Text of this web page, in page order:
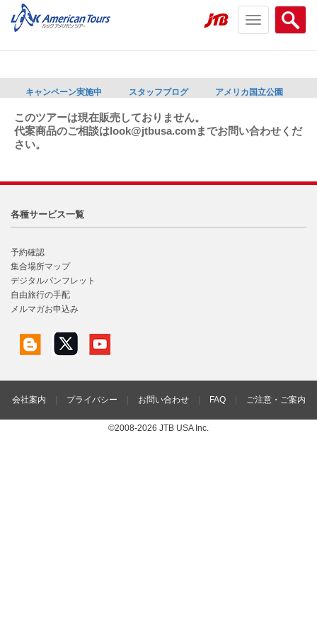
Search
menu
Toggle
navigation
キャンペーン実施中 スタッフブログ アメリカ国立公園
このツアーは現在販売しておりません。
代案商品のご相談はlook@jtbusa.comまでお問い合わせくだ
さい。
各種サービス一覧
予約確認
集合場所マップ
デジタルパンフレット
自由旅行の手配
メルマガお申込み
会社案内 プライバシー お問い合わせ FAQ ご注意・ご案内
©2008-2026 JTB USA Inc.